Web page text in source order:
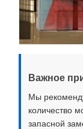
Важное
Мы
количество
запасной